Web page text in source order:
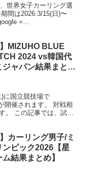
世界女子カーリング選
間は2026.3/15(日)〜
=
MIZUHO BLUE
2024 vs韓国代
ャパン結果まと
に国立競技場で
開催されます。 対戦相
。 この記事では、試合
カーリング男子/ミ
ンピック2026【星
結果まとめ】